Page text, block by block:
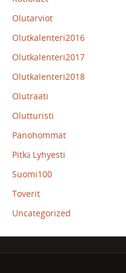
Olutarviot
Olutkalenteri2016
Olutkalenteri2017
Olutkalenteri2018
Olutraati
Olutturisti
Panohommat
Pitkä Lyhyesti
Suomi100
Toverit
Uncategorized